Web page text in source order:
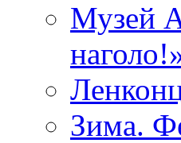
Музей
Зима.